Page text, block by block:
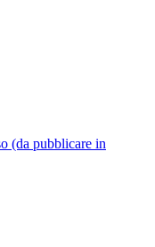
(da pubblicare in